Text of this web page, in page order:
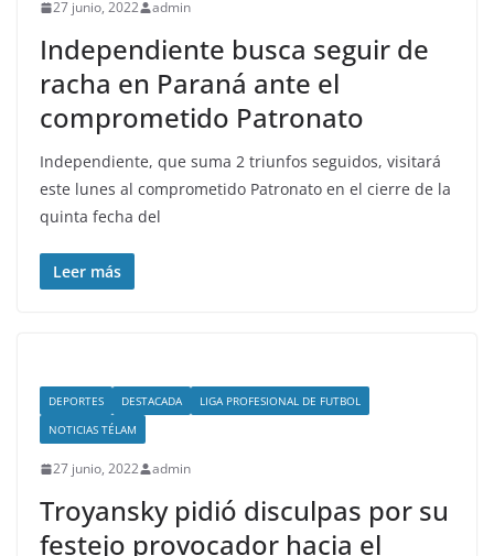
27 junio, 2022 admin
Independiente busca seguir de
racha en Paraná ante el
comprometido Patronato
Independiente, que suma 2 triunfos seguidos, visitará
este lunes al comprometido Patronato en el cierre de la
quinta fecha del
Leer más
DEPORTES DESTACADA
LIGA PROFESIONAL DE FUTBOL
NOTICIAS TÉLAM
27 junio, 2022 admin
Troyansky pidió disculpas por su
festejo provocador hacia el